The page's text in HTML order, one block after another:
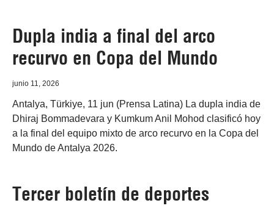
Dupla india a final del arco
recurvo en Copa del Mundo
junio 11, 2026
Antalya, Türkiye, 11 jun (Prensa Latina) La dupla india de
Dhiraj Bommadevara y Kumkum Anil Mohod clasificó hoy
a la final del equipo mixto de arco recurvo en la Copa del
Mundo de Antalya 2026.
Tercer boletín de deportes